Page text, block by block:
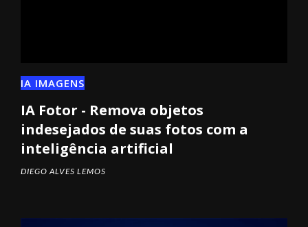
IA IMAGENS
IA Fotor - Remova objetos
indesejados de suas fotos com a
inteligência artificial
DIEGO ALVES LEMOS